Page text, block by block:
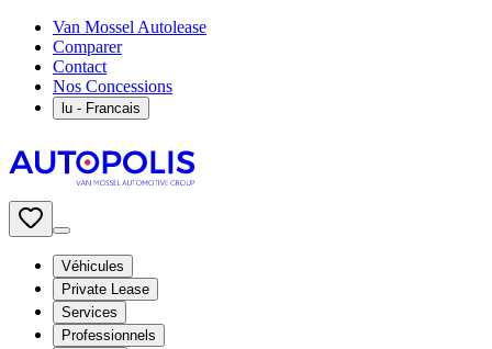
Van Mossel Autolease
Comparer
Contact
Nos Concessions
lu - Francais
Véhicules
Private Lease
Services
Professionnels